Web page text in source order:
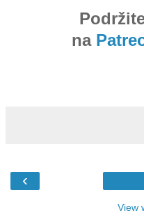
na
‹
View